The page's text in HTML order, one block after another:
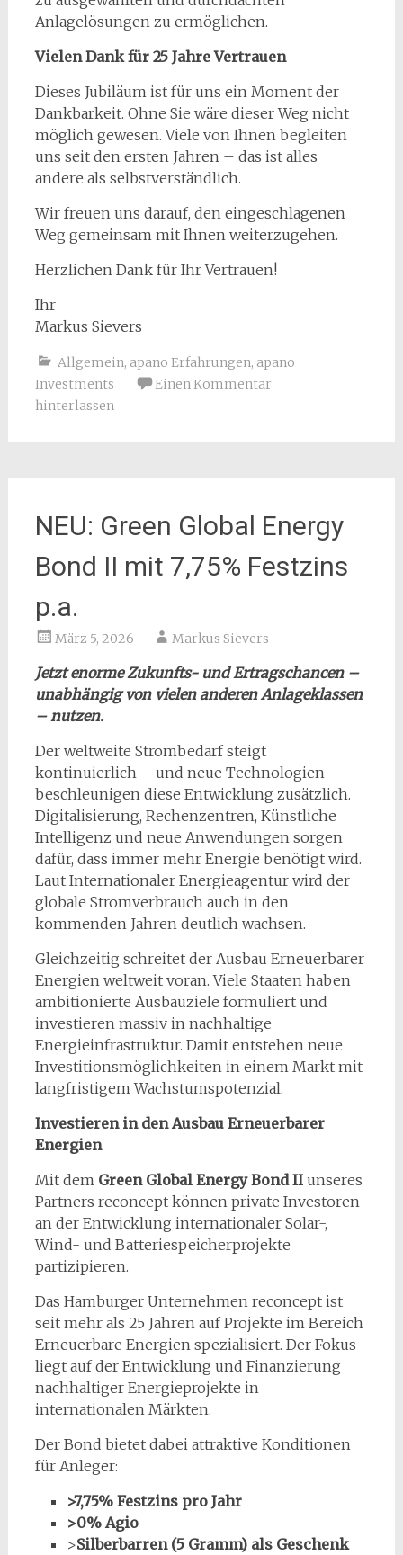
Anlagelösungen zu ermöglichen.
Vielen Dank für 25 Jahre Vertrauen
Dieses Jubiläum ist für uns ein Moment der
Dankbarkeit. Ohne Sie wäre dieser Weg nicht
möglich gewesen. Viele von Ihnen begleiten
uns seit den ersten Jahren – das ist alles
andere als selbstverständlich.
Wir freuen uns darauf, den eingeschlagenen
Weg gemeinsam mit Ihnen weiterzugehen.
Herzlichen Dank für Ihr Vertrauen!
Ihr
Markus Sievers
Allgemein, apano Erfahrungen, apano
Investments
Einen Kommentar
hinterlassen
NEU: Green Global Energy
Bond II mit 7,75% Festzins
p.a.
März 5, 2026 Markus Sievers
Jetzt enorme Zukunfts- und Ertragschancen –
unabhängig von vielen anderen Anlageklassen
– nutzen.
Der weltweite Strombedarf steigt
kontinuierlich – und neue Technologien
beschleunigen diese Entwicklung zusätzlich.
Digitalisierung, Rechenzentren, Künstliche
Intelligenz und neue Anwendungen sorgen
dafür, dass immer mehr Energie benötigt wird.
Laut Internationaler Energieagentur wird der
globale Stromverbrauch auch in den
kommenden Jahren deutlich wachsen.
Gleichzeitig schreitet der Ausbau Erneuerbarer
Energien weltweit voran. Viele Staaten haben
ambitionierte Ausbauziele formuliert und
investieren massiv in nachhaltige
Energieinfrastruktur. Damit entstehen neue
Investitionsmöglichkeiten in einem Markt mit
langfristigem Wachstumspotenzial.
Investieren in den Ausbau Erneuerbarer
Energien
Mit dem Green Global Energy Bond IIunseres
Partners reconcept können private Investoren
an der Entwicklung internationaler Solar-,
Wind- und Batteriespeicherprojekte
partizipieren.
Das Hamburger Unternehmen reconcept ist
seit mehr als 25 Jahren auf Projekte im Bereich
Erneuerbare Energien spezialisiert. Der Fokus
liegt auf der Entwicklung und Finanzierung
nachhaltiger Energieprojekte in
internationalen Märkten.
Der Bond bietet dabei attraktive Konditionen
für Anleger:
>7,75% Festzins pro Jahr
>0% Agio
>Silberbarren (5 Gramm) als Geschenk